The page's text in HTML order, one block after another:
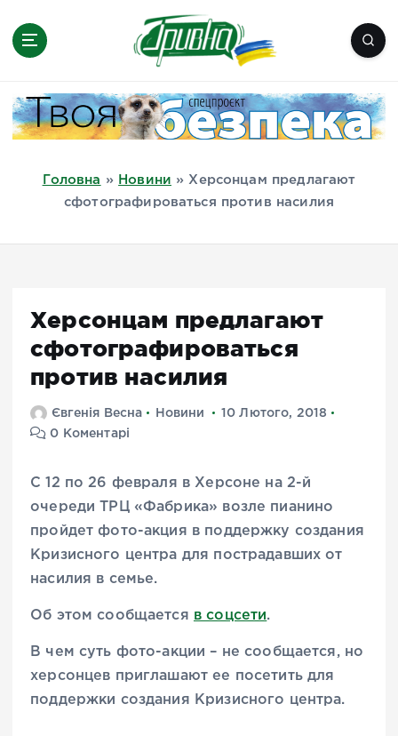
Миколаїв, Одеса, Мелітополь
Головна » Новини » Херсонцам предлагают
сфотографироваться против насилия
Херсонцам предлагают
сфотографироваться
против насилия
Євгенія Весна Новини
10 Лютого, 2018
0 Коментарі
С 12 по 26 февраля в Херсоне на 2-й
очереди ТРЦ «Фабрика» возле пианино
пройдет фото-акция в поддержку создания
Кризисного центра для пострадавших от
насилия в семье.
Об этом сообщается в соцсети.
В чем суть фото-акции – не сообщается, но
херсонцев приглашают ее посетить для
поддержки создания Кризисного центра.